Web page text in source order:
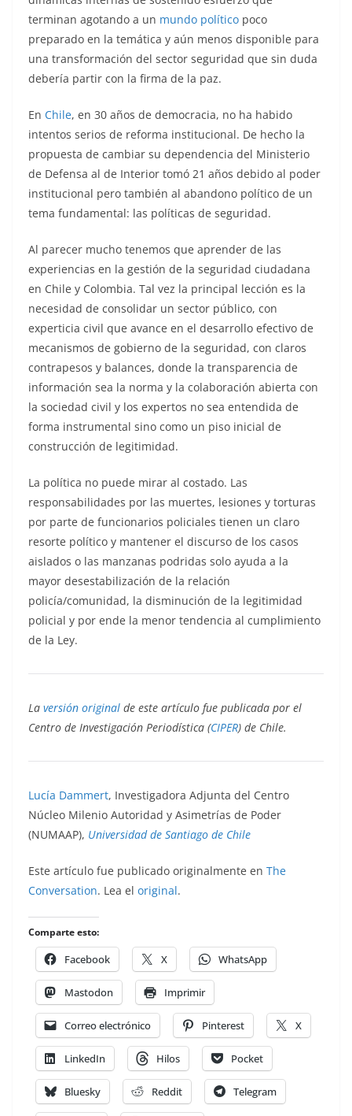
terminan agotando a un mundo político poco
preparado en la temática y aún menos disponible para
una transformación del sector seguridad que sin duda
debería partir con la firma de la paz.
En Chile, en 30 años de democracia, no ha habido
intentos serios de reforma institucional. De hecho la
propuesta de cambiar su dependencia del Ministerio
de Defensa al de Interior tomó 21 años debido al poder
institucional pero también al abandono político de un
tema fundamental: las políticas de seguridad.
Al parecer mucho tenemos que aprender de las
experiencias en la gestión de la seguridad ciudadana
en Chile y Colombia. Tal vez la principal lección es la
necesidad de consolidar un sector público, con
experticia civil que avance en el desarrollo efectivo de
mecanismos de gobierno de la seguridad, con claros
contrapesos y balances, donde la transparencia de
información sea la norma y la colaboración abierta con
la sociedad civil y los expertos no sea entendida de
forma instrumental sino como un piso inicial de
construcción de legitimidad.
La política no puede mirar al costado. Las
responsabilidades por las muertes, lesiones y torturas
por parte de funcionarios policiales tienen un claro
resorte político y mantener el discurso de los casos
aislados o las manzanas podridas solo ayuda a la
mayor desestabilización de la relación
policía/comunidad, la disminución de la legitimidad
policial y por ende la menor tendencia al cumplimiento
de la Ley.
La versión original de este artículo fue publicada por el
Centro de Investigación Periodística (CIPER) de Chile.
Lucía Dammert, Investigadora Adjunta del Centro
Núcleo Milenio Autoridad y Asimetrías de Poder
(NUMAAP), Universidad de Santiago de Chile
Este artículo fue publicado originalmente en The
Conversation. Lea el original.
Comparte esto:
Facebook X WhatsApp
Mastodon Imprimir
Correo electrónico Pinterest X
LinkedIn Hilos Pocket
Bluesky Reddit Telegram